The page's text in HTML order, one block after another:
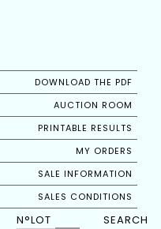
DOWNLOAD THE PDF
AUCTION ROOM
PRINTABLE RESULTS
MY ORDERS
SALE INFORMATION
SALES CONDITIONS
N°LOT
SEARCH